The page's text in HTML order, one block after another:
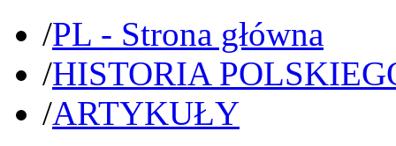
/PL - Strona główna
/HISTORIA
/ARTYKUŁY